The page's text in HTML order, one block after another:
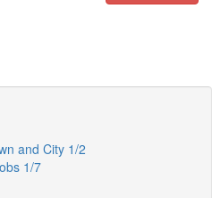
and City 1/2
1/7